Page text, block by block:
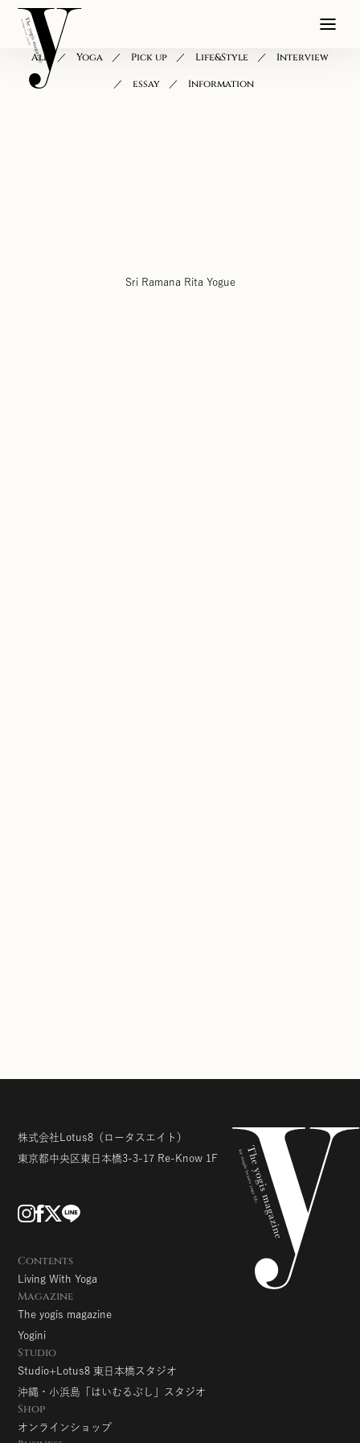
All Yoga Pick up Life&Style Interview
essay Information
Sri Ramana Rita Yogue
株式会社Lotus8 （ロータスエイト）
東京都中央区東日本橋3-3-17 Re-Know 1F
Contents
Living With Yoga
Magazine
The yogis magazine
Yogini
Studio
Studio+Lotus8 東日本橋スタジオ
沖縄・小浜島「はいむるぶし」スタジオ
Shop
オンラインショップ